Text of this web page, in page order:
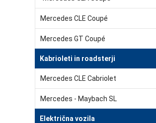
Mercedes CLE Coupé
Mercedes GT Coupé
Kabrioleti in roadsterji
Mercedes CLE Cabriolet
Mercedes - Maybach SL
Električna vozila